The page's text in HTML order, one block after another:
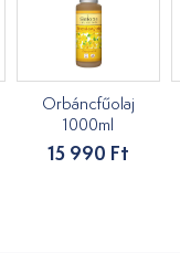
Orbáncfűolaj
1000ml
15 990 Ft